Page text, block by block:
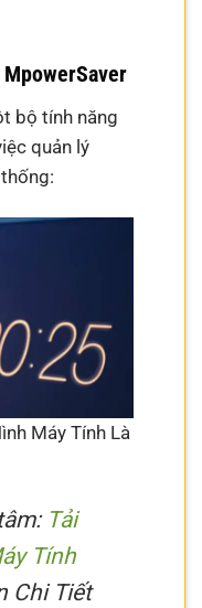
bộ tính năng
quản lý
Máy Tính Là
Tải
Tính
Chi Tiết